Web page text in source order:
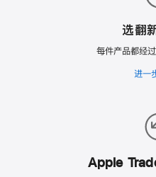
选翻
每件产品都经
进一
Apple